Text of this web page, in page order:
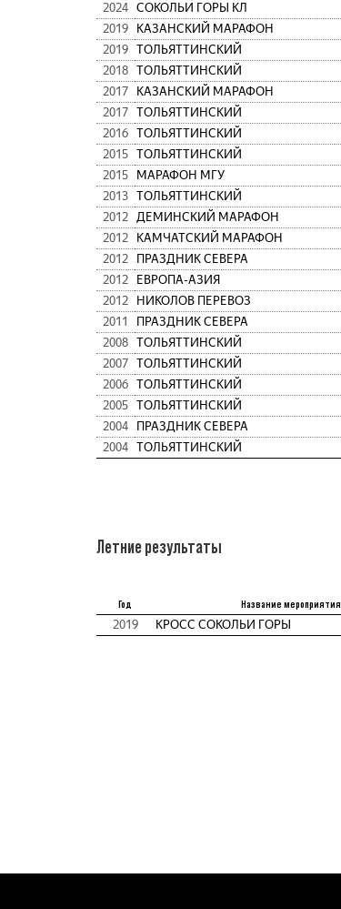
2024 СОКОЛЬИ ГОРЫ КЛ
2019
КАЗАНСКИЙ МАРАФОН
2019 ТОЛЬЯТТИНСКИЙ
2018 ТОЛЬЯТТИНСКИЙ
2017
КАЗАНСКИЙ МАРАФОН
2017 ТОЛЬЯТТИНСКИЙ
2016 ТОЛЬЯТТИНСКИЙ
2015 ТОЛЬЯТТИНСКИЙ
2015
МАРАФОН МГУ
2013 ТОЛЬЯТТИНСКИЙ
2012 ДЕМИНСКИЙ МАРАФОН
2012
КАМЧАТСКИЙ МАРАФОН
2012
ПРАЗДНИК СЕВЕРА
2012
ЕВРОПА-АЗИЯ
2012
НИКОЛОВ ПЕРЕВОЗ
2011
ПРАЗДНИК СЕВЕРА
2008 ТОЛЬЯТТИНСКИЙ
2007 ТОЛЬЯТТИНСКИЙ
2006 ТОЛЬЯТТИНСКИЙ
2005 ТОЛЬЯТТИНСКИЙ
2004
ПРАЗДНИК СЕВЕРА
2004 ТОЛЬЯТТИНСКИЙ
Летние результаты
Год Название мероприятия
2019 КРОСС СОКОЛЬИ ГОРЫ